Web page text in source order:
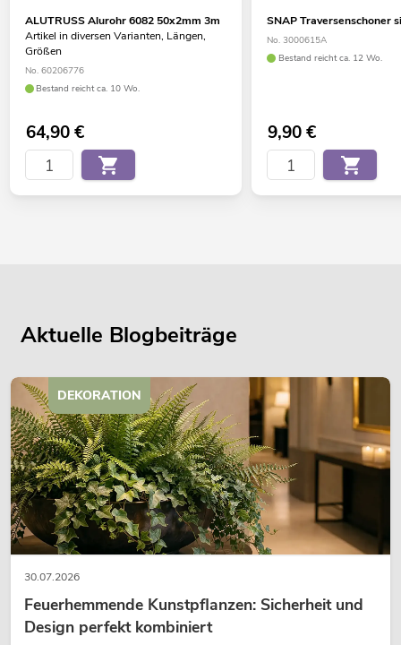
ALUTRUSS Alurohr 6082 50x2mm 3m
Artikel in diversen Varianten, Längen,
Größen
No. 60206776
Bestand reicht ca. 10 Wo.
64,90€
SNAP Traversenschoner
No. 3000615A
Bestand reicht ca. 12 Wo.
9,90€
Aktuelle Blogbeiträge
30.07.2026
Feuerhemmende Kunstpflanzen: Sicherheit und
Design perfekt kombiniert
DEKORATION